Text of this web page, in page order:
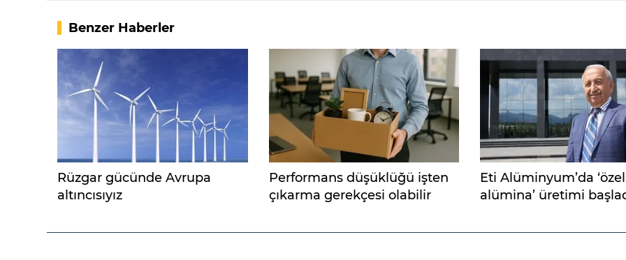
Benzer Haberler
Rüzgar gücünde Avrupa
altıncısıyız
Performans düşüklüğü işten
çıkarma gerekçesi olabilir
Eti Alüminyum’da ‘özel
alümina’ üretimi